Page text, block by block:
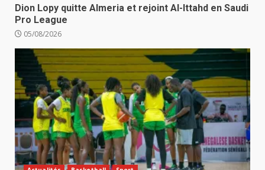
Dion Lopy quitte Almeria et rejoint Al-Ittahd en Saudi
Pro League
05/08/2026